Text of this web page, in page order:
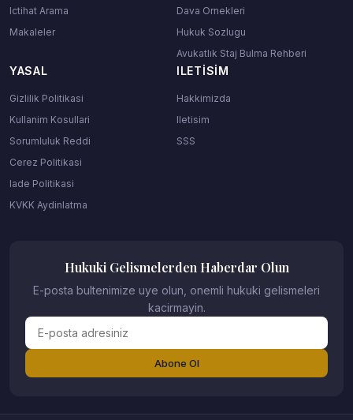
Ictihat Arama
Makaleler
Dava Ornekleri
Hukuk Sozlugu
Avukatlık Staj Bulma Rehberi
YASAL
Gizlilik Politikasi
Kullanim Kosullari
Sorumluluk Reddi
Cerez Politikasi
Iade Politikasi
KVKK Aydinlatma
ILETISIM
Hakkimizda
Iletisim
SSS
Hukuki Gelismelerden Haberdar Olun
E-posta bultenimize uye olun, onemli hukuki gelismeleri
kacirmayin.
Abone Ol